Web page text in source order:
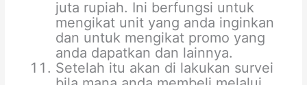
juta rupiah. Ini berfungsi untuk
mengikat unit yang anda inginkan
dan untuk mengikat promo yang
anda dapatkan dan lainnya.
Setelah itu akan di lakukan survei